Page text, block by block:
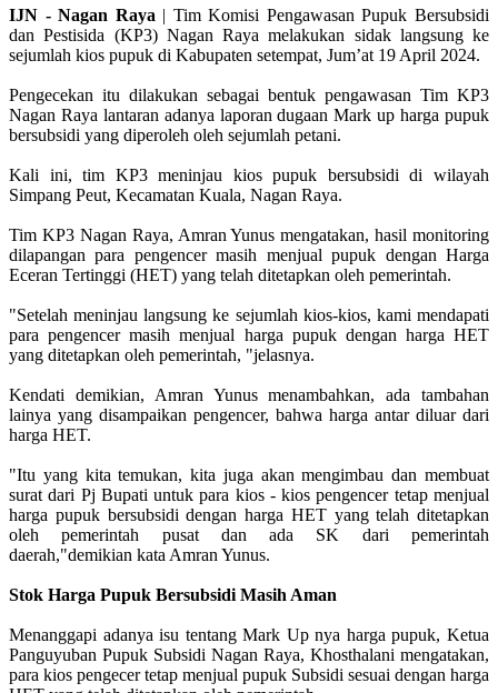
IJN - Nagan Raya | Tim Komisi Pengawasan Pupuk Bersubsidi
dan Pestisida (KP3) Nagan Raya melakukan sidak langsung ke
sejumlah kios pupuk di Kabupaten setempat, Jum’at 19 April 2024.
Pengecekan itu dilakukan sebagai bentuk pengawasan Tim KP3
Nagan Raya lantaran adanya laporan dugaan Mark up harga pupuk
bersubsidi yang diperoleh oleh sejumlah petani.
Kali ini, tim KP3 meninjau kios pupuk bersubsidi di wilayah
Simpang Peut, Kecamatan Kuala, Nagan Raya.
Tim KP3 Nagan Raya, Amran Yunus mengatakan, hasil monitoring
dilapangan para pengencer masih menjual pupuk dengan Harga
Eceran Tertinggi (HET) yang telah ditetapkan oleh pemerintah.
"Setelah meninjau langsung ke sejumlah kios-kios, kami mendapati
para pengencer masih menjual harga pupuk dengan harga HET
yang ditetapkan oleh pemerintah, "jelasnya.
Kendati demikian, Amran Yunus menambahkan, ada tambahan
lainya yang disampaikan pengencer, bahwa harga antar diluar dari
harga HET.
"Itu yang kita temukan, kita juga akan mengimbau dan membuat
surat dari Pj Bupati untuk para kios - kios pengencer tetap menjual
harga pupuk bersubsidi dengan harga HET yang telah ditetapkan
oleh pemerintah pusat dan ada SK dari pemerintah
daerah,"demikian kata Amran Yunus.
Stok Harga Pupuk Bersubsidi Masih Aman
Menanggapi adanya isu tentang Mark Up nya harga pupuk, Ketua
Panguyuban Pupuk Subsidi Nagan Raya, Khosthalani mengatakan,
para kios pengecer tetap menjual pupuk Subsidi sesuai dengan harga